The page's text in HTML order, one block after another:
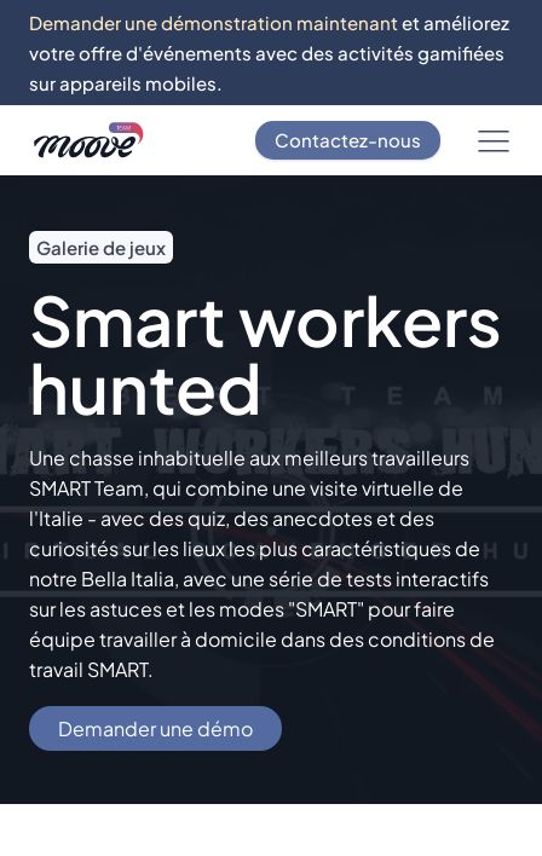
Demander une démonstration maintenant et améliorez
votre offre d'événements avec des activités gamifiées
sur appareils mobiles.
Contactez-nous
Galerie de jeux
Smart workers
hunted
Une chasse inhabituelle aux meilleurs travailleurs
SMART Team, qui combine une visite virtuelle de
l'Italie - avec des quiz, des anecdotes et des
curiosités sur les lieux les plus caractéristiques de
notre Bella Italia, avec une série de tests interactifs
sur les astuces et les modes "SMART" pour faire
équipe travailler à domicile dans des conditions de
travail SMART.
Demander une démo